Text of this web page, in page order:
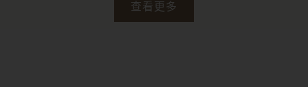
查看更多